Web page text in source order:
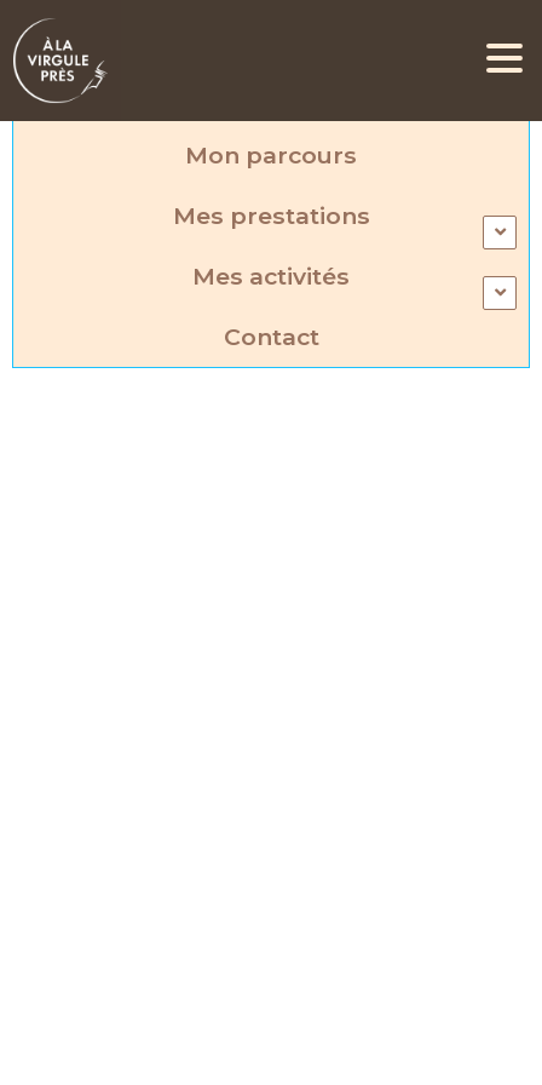
Mon parcours
Mes prestations
Mes activités
Contact